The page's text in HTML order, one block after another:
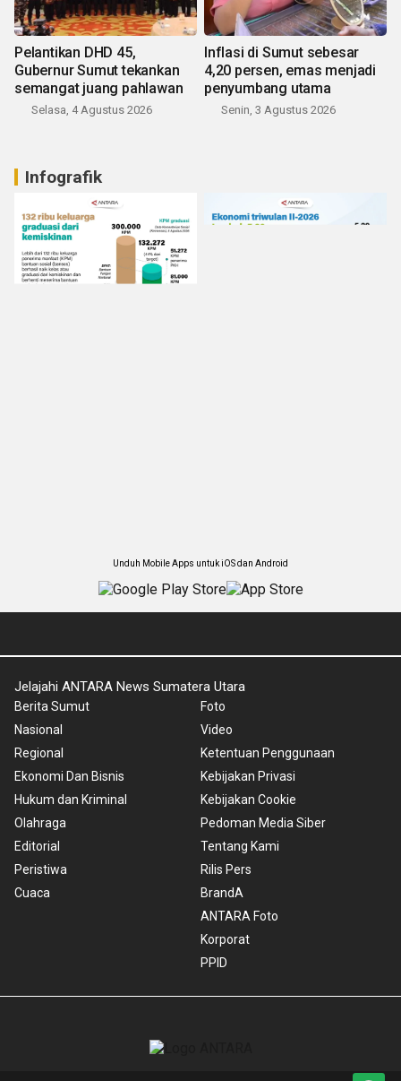
Pelantikan DHD 45,
Gubernur Sumut tekankan
semangat juang pahlawan
Selasa, 4 Agustus 2026
Inflasi di Sumut sebesar
4,20 persen, emas menjadi
penyumbang utama
Senin, 3 Agustus 2026
Infografik
Unduh Mobile Apps untuk iOS dan Android
Jelajahi ANTARA News Sumatera Utara
Berita Sumut
Nasional
Regional
Ekonomi Dan Bisnis
Hukum dan Kriminal
Olahraga
Editorial
Peristiwa
Cuaca
Foto
Video
Ketentuan Penggunaan
Kebijakan Privasi
Kebijakan Cookie
Pedoman Media Siber
Tentang Kami
Rilis Pers
BrandA
ANTARA Foto
Korporat
PPID